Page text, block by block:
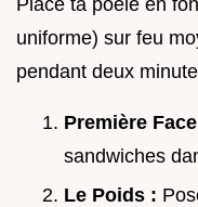
uniforme) sur feu
pendant deux
Première
sandwiches
Le Poids :